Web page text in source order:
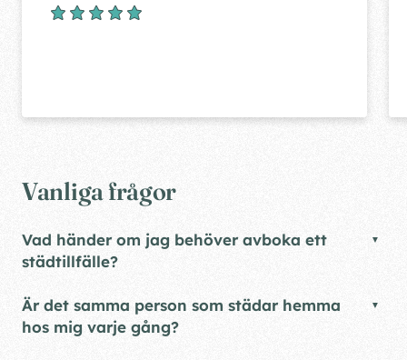
Vanliga frågor
Vad händer om jag behöver avboka ett
städtillfälle?
Är det samma person som städar hemma
hos mig varje gång?